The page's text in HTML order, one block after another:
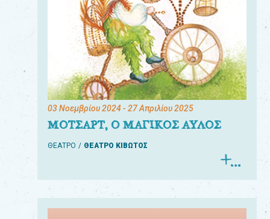
03 Νοεμβρίου 2024- 27 Απριλίου 2025
ΜΟΤΣΑΡΤ, Ο ΜΑΓΙΚΟΣ ΑΥΛΟΣ
ΘΕΑΤΡΟ ΘΕΑΤΡΟ ΚΙΒΩΤΟΣ